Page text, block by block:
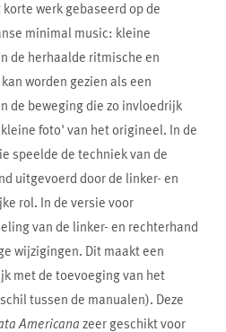
werk gebaseerd op de
minimal music: kleine
de herhaalde ritmische en
worden gezien als een
de beweging die zo invloedrijk
foto' van het origineel. In de
speelde de techniek van de
uitgevoerd door de linker- en
rol. In de versie voor
van de linker- en rechterhand
wijzigingen. Dit maakt een
met de toevoeging van het
tussen de manualen). Deze
Americana zeer geschikt voor